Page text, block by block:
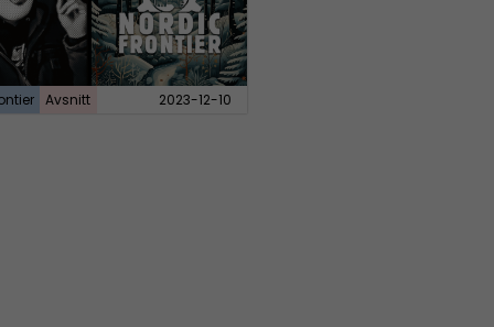
Avsnitt 2023-12-10